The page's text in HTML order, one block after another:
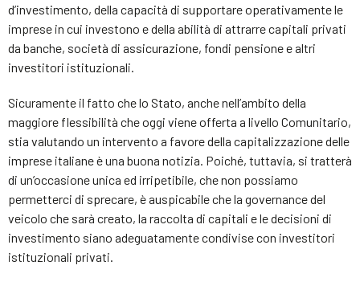
d’investimento, della capacità di supportare operativamente le
imprese in cui investono e della abilità di attrarre capitali privati
da banche, società di assicurazione, fondi pensione e altri
investitori istituzionali.
Sicuramente il fatto che lo Stato, anche nell’ambito della
maggiore flessibilità che oggi viene offerta a livello Comunitario,
stia valutando un intervento a favore della capitalizzazione delle
imprese italiane è una buona notizia. Poiché, tuttavia, si tratterà
di un’occasione unica ed irripetibile, che non possiamo
permetterci di sprecare, è auspicabile che la governance del
veicolo che sarà creato, la raccolta di capitali e le decisioni di
investimento siano adeguatamente condivise con investitori
istituzionali privati.